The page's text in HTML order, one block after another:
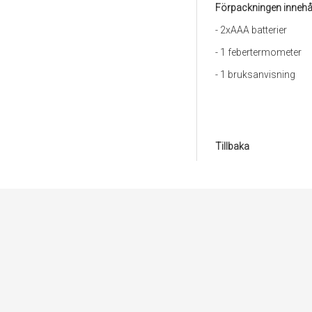
Förpackningen
- 2xAAA batterier
- 1 febertermometer
- 1 bruksanvisning
Tillbaka